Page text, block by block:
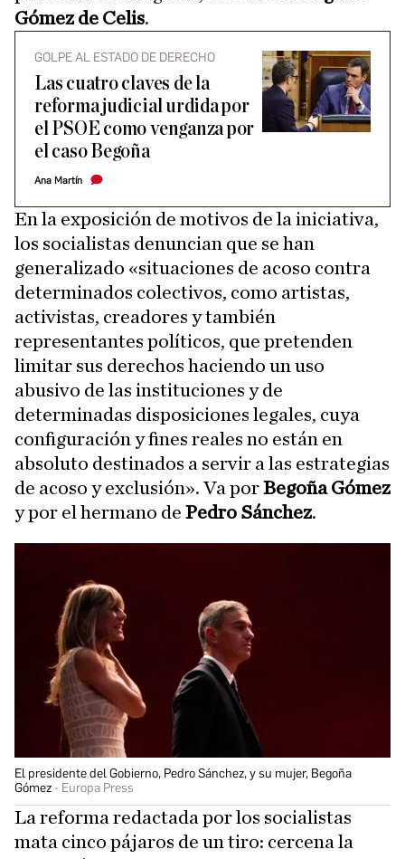
Gómez de Celis.
GOLPE AL ESTADO DE DERECHO
Las cuatro claves de la
reforma judicial urdida por
el PSOE como venganza por
el caso Begoña
Ana Martín
En la exposición de motivos de la iniciativa,
los socialistas denuncian que se han
generalizado «situaciones de acoso contra
determinados colectivos, como artistas,
activistas, creadores y también
representantes políticos, que pretenden
limitar sus derechos haciendo un uso
abusivo de las instituciones y de
determinadas disposiciones legales, cuya
configuración y fines reales no están en
absoluto destinados a servir a las estrategias
de acoso y exclusión». Va porBegoña Gómez
y por el hermano de Pedro Sánchez.
El presidente del Gobierno, Pedro Sánchez, y su mujer, Begoña
Gómez
Europa Press
La reforma redactada por los socialistas
mata cinco pájaros de un tiro: cercena la